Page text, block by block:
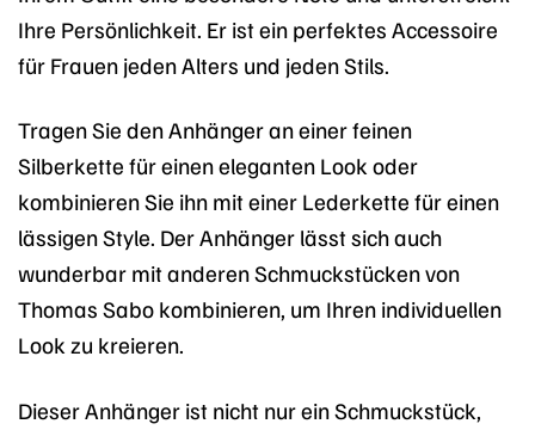
Ihre Persönlichkeit. Er ist ein perfektes Accessoire
für Frauen jeden Alters und jeden Stils.
Tragen Sie den Anhänger an einer feinen
Silberkette für einen eleganten Look oder
kombinieren Sie ihn mit einer Lederkette für einen
lässigen Style. Der Anhänger lässt sich auch
wunderbar mit anderen Schmuckstücken von
Thomas Sabo kombinieren, um Ihren individuellen
Look zu kreieren.
Dieser Anhänger ist nicht nur ein Schmuckstück,